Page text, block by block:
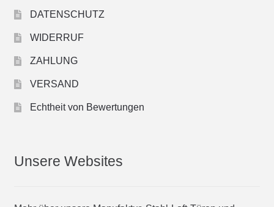
DATENSCHUTZ
WIDERRUF
ZAHLUNG
VERSAND
Echtheit von Bewertungen
Unsere Websites